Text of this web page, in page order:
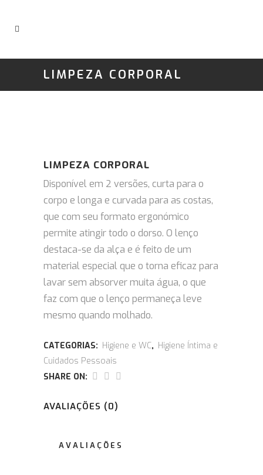
LIMPEZA CORPORAL
LIMPEZA CORPORAL
Disponível em 2 versões, curta para o
corpo e longa e curvada para as costas,
que com seu formato ergonómico
permite atingir todo o dorso. O lenço
destaca-se da alça e é feito de um
material especial que o torna eficaz para
lavar sem absorver muita água, o que
faz com que o lenço permaneça leve
mesmo quando molhado.
CATEGORIAS: Higiene e WC, Higiene Íntima e
Cuidados Pessoais
SHARE ON:
AVALIAÇÕES (0)
AVALIAÇÕES